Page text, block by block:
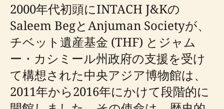
2000年代初頭にINTACH J&Kの
Saleem BegとAnjuman Societyが、
チベット遺産基金 (THF) とジャム
ー・カシミール州政府の支援を受け
て構想された中央アジア博物館は、
2011年から2016年にかけて段階的に